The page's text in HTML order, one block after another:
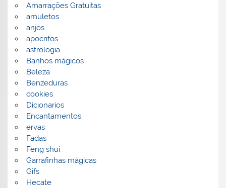
Amarrações Gratuitas
amuletos
anjos
apocrifos
astrologia
Banhos mágicos
Beleza
Benzeduras
cookies
Dicionarios
Encantamentos
ervas
Fadas
Feng shui
Garrafinhas mágicas
Gifs
Hecate